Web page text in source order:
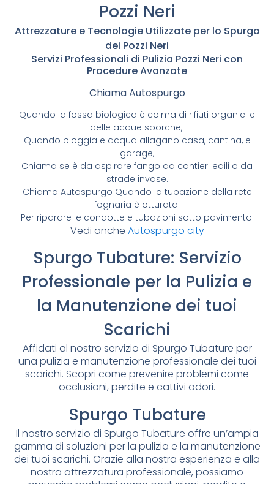
Pozzi Neri
Attrezzature e Tecnologie Utilizzate per lo Spurgo
dei Pozzi Neri
Servizi Professionali di Pulizia Pozzi Neri con
Procedure Avanzate
Chiama Autospurgo
Quando la fossa biologica è colma di rifiuti organici e
delle acque sporche,
Quando pioggia e acqua allagano casa, cantina, e
garage,
Chiama se è da aspirare fango da cantieri edili o da
strade invase.
Chiama Autospurgo Quando la tubazione della rete
fognaria è otturata.
Per riparare le condotte e tubazioni sotto pavimento.
Vedi anche Autospurgo city
Spurgo Tubature: Servizio
Professionale per la Pulizia e
la Manutenzione dei tuoi
Scarichi
Affidati al nostro servizio di Spurgo Tubature per
una pulizia e manutenzione professionale dei tuoi
scarichi. Scopri come prevenire problemi come
occlusioni, perdite e cattivi odori.
Spurgo Tubature
Il nostro servizio di Spurgo Tubature offre un’ampia
gamma di soluzioni per la pulizia e la manutenzione
dei tuoi scarichi. Grazie alla nostra esperienza e alla
nostra attrezzatura professionale, possiamo